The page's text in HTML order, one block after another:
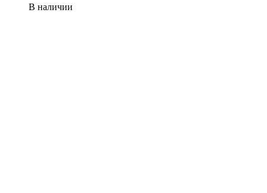
В наличии